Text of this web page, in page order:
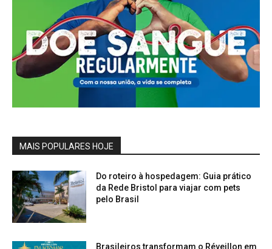
MAIS POPULARES HOJE
Do roteiro à hospedagem: Guia prático
da Rede Bristol para viajar com pets
pelo Brasil
Brasileiros transformam o Réveillon em